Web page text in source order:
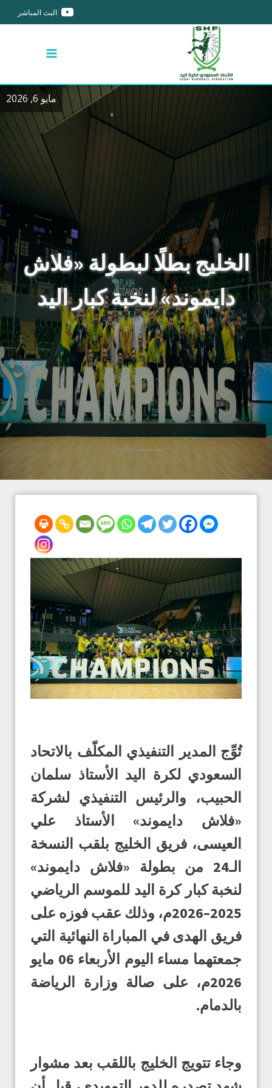
البث المباشر
مايو 6, 2026
الخليج بطلًا لبطولة «فلاش
دايموند» لنخبة كبار اليد
تُوِّج المدير التنفيذي المكلّف بالاتحاد
السعودي لكرة اليد الأستاذ سلمان
الحبيب، والرئيس التنفيذي لشركة
«فلاش دايموند» الأستاذ علي
العيسى، فريق الخليج بلقب النسخة
الـ24 من بطولة «فلاش دايموند»
لنخبة كبار كرة اليد للموسم الرياضي
2025–2026م، وذلك عقب فوزه على
فريق الهدى في المباراة النهائية التي
جمعتهما مساء اليوم الأربعاء 06 مايو
2026م، على صالة وزارة الرياضة
بالدمام.
وجاء تتويج الخليج باللقب بعد مشوار